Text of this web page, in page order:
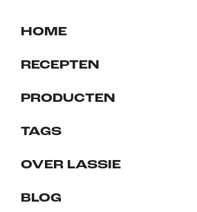
HOME
RECEPTEN
PRODUCTEN
TAGS
OVER LASSIE
BLOG